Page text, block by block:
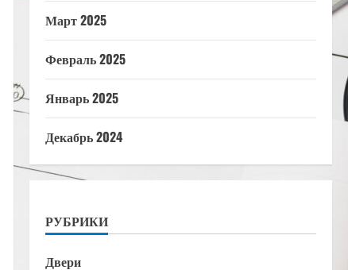
Март 2025
Февраль 2025
Январь 2025
Декабрь 2024
РУБРИКИ
Двери